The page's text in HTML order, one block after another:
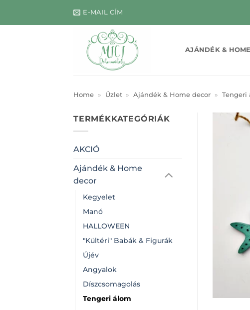
E-MAIL CÍM
AJÁNDÉK &
Home » Üzlet » Ajándék & Home decor » Tengeri
TERMÉKKATEGÓRIÁK
AKCIÓ
Ajándék & Home
decor
Kegyelet
Manó
HALLOWEEN
"Kültéri" Babák & Figurák
Újév
Angyalok
Díszcsomagolás
Tengeri álom